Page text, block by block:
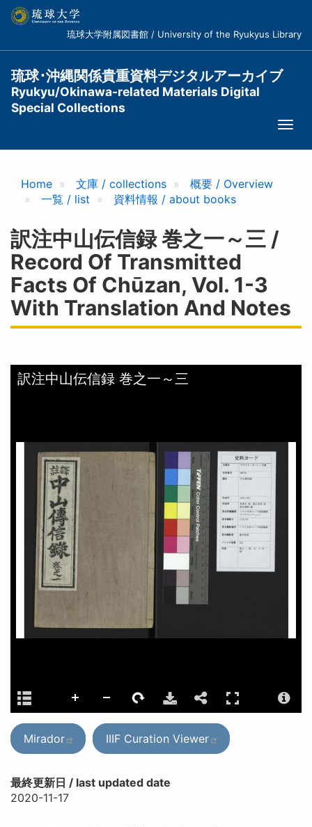
コ
琉球大学附属図書館 / University of the Ryukyus Library
琉球･沖縄関係貴重資料デジタルアーカイブ
Ryukyu/Okinawa-related Materials Digital
Special Collections
Home 文庫 / collections
概要 / Overview
一覧 / list
資料情報 / about books
訳注中山伝信録 巻之一～三 /
Record Of Transmitted
Facts Of Chūzan, Vol. 1-3
With Translation And Notes
Mirador IIIF Curation Viewer
最終更新日 / last updated date
2020-11-17